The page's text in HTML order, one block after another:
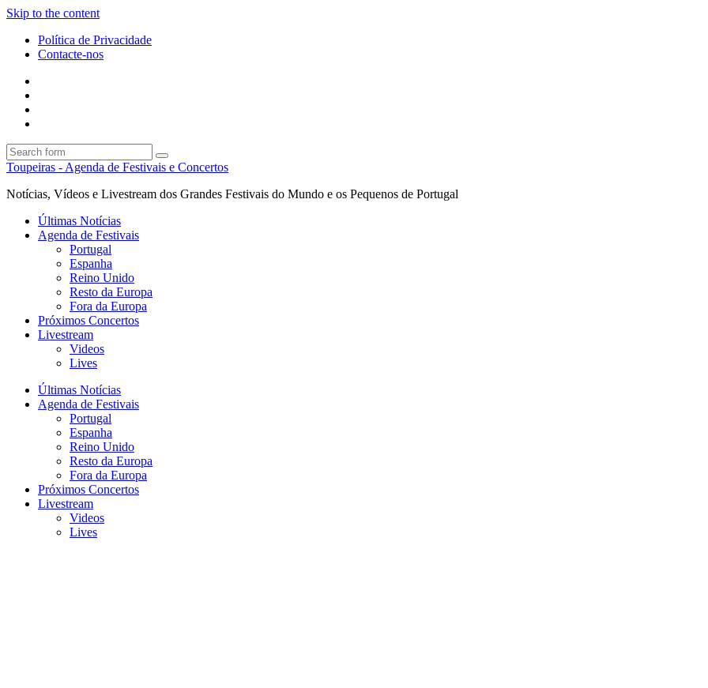
Skip to the content
Política de Privacidade
Contacte-nos
Search
Toupeiras - Agenda de Festivais e Concertos
Notícias, Vídeos e Livestream dos Grandes Festivais do Mundo e os Pequenos de Portugal
Últimas Notícias
Agenda de Festivais
Portugal
Espanha
Reino Unido
Resto da Europa
Fora da Europa
Próximos Concertos
Livestream
Videos
Lives
Últimas Notícias
Agenda de Festivais
Portugal
Espanha
Reino Unido
Resto da Europa
Fora da Europa
Próximos Concertos
Livestream
Videos
Lives